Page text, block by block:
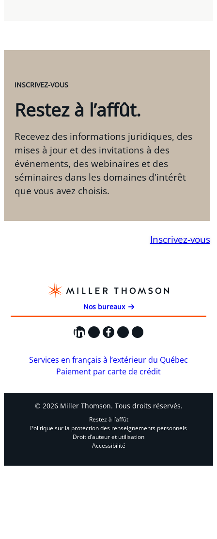
INSCRIVEZ-VOUS
Restez à l’affût.
Recevez des informations juridiques, des
mises à jour et des invitations à des
événements, des webinaires et des
séminaires dans les domaines d'intérêt
que vous avez choisis.
Inscrivez-vous
Nos bureaux
LinkedIn
X Facebook
Instagram
YouTube
Services en français à l’extérieur du Québec
Paiement par carte de crédit
© 2026 Miller Thomson. Tous droits réservés.
Restez à l’affût
Politique sur la protection des renseignements personnels
Droit d’auteur et utilisation
Accessibilité